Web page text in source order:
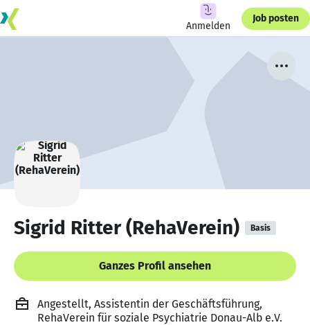
Anmelden
Job posten
Sigrid Ritter (RehaVerein) Basis
Ganzes Profil ansehen
Angestellt, Assistentin der Geschäftsführung,
RehaVerein für soziale Psychiatrie Donau-Alb e.V.